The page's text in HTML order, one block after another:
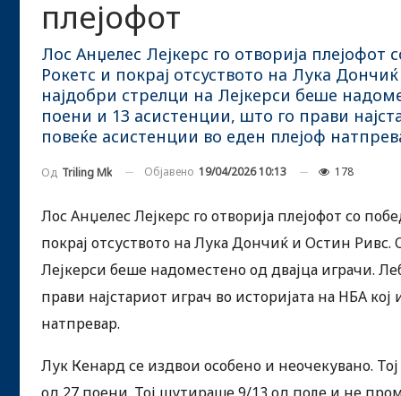
плејофот
Лос Анџелес Лејкерс го отворија
Рокетс и покрај отсуството на Лука
најдобри стрелци на Лејкерси беше
поени и 13 асистенции, што го прави
повеќе асистенции во еден плејоф
Од Triling Mk Објавено 19/04/2026 10:13 178
Лос Анџелес Лејкерс го отворија плејофот со
покрај отсуството на Лука Дончиќ и Остин
Лејкерси беше надоместено од двајца играчи.
прави најстариот играч во историјата на НБА
натпревар.
Лук Кенард се издвои особено и неочекувано.